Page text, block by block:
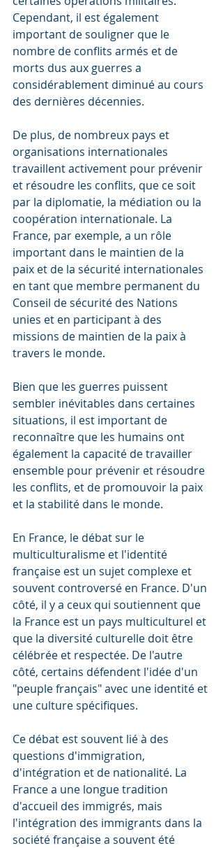
Cependant, il est également
important de souligner que le
nombre de conflits armés et de
morts dus aux guerres a
considérablement diminué au cours
des dernières décennies.
De plus, de nombreux pays et
organisations internationales
travaillent activement pour prévenir
et résoudre les conflits, que ce soit
par la diplomatie, la médiation ou la
coopération internationale. La
France, par exemple, a un rôle
important dans le maintien de la
paix et de la sécurité internationales
en tant que membre permanent du
Conseil de sécurité des Nations
unies et en participant à des
missions de maintien de la paix à
travers le monde.
Bien que les guerres puissent
sembler inévitables dans certaines
situations, il est important de
reconnaître que les humains ont
également la capacité de travailler
ensemble pour prévenir et résoudre
les conflits, et de promouvoir la paix
et la stabilité dans le monde.
En France, le débat sur le
multiculturalisme et l'identité
française est un sujet complexe et
souvent controversé en France. D'un
côté, il y a ceux qui soutiennent que
la France est un pays multiculturel et
que la diversité culturelle doit être
célébrée et respectée. De l'autre
côté, certains défendent l'idée d'un
"peuple français" avec une identité et
une culture spécifiques.
Ce débat est souvent lié à des
questions d'immigration,
d'intégration et de nationalité. La
France a une longue tradition
d'accueil des immigrés, mais
l'intégration des immigrants dans la
société française a souvent été